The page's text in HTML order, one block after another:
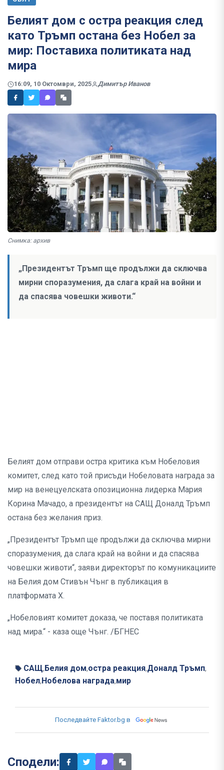
Белият дом с остра реакция след
като Тръмп остана без Нобел за
мир: Поставиха политиката над
мира
16:09, 10 Октомври, 2025 Димитър Иванов
Снимка: архив
„Президентът Тръмп ще продължи да сключва
мирни споразумения, да слага край на войни и
да спасява човешки животи.“
Белият дом отправи остра критика към Нобеловия
комитет, след като той присъди Нобеловата награда за
мир на венецуелската опозиционна лидерка Мария
Корина Мачадо, а президентът на САЩ Доналд Тръмп
остана без желания приз.
„Президентът Тръмп ще продължи да сключва мирни
споразумения, да слага край на войни и да спасява
човешки животи“, заяви директорът по комуникациите
на Белия дом Стивън Чънг в публикация в
платформата X.
„Нобеловият комитет доказа, че поставя политиката
над мира.“ - каза още Чънг. /БГНЕС
САЩ, Белия дом,остра реакция,Доналд Тръмп,
Нобел, Нобелова награда,мир
Последвайте Faktor.bg в
Сподели: